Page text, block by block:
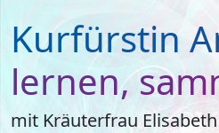
Kurfürstin
lernen,
mit Kräuterfrau